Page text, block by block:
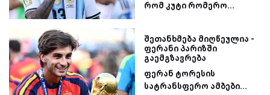
რომ კუტი რომერო...
შეთანხმება მიღწეულია -
ფერანი პარიზში
გაემგზავრება
ფერან ტორესის
სატრანსფერო ამბები...